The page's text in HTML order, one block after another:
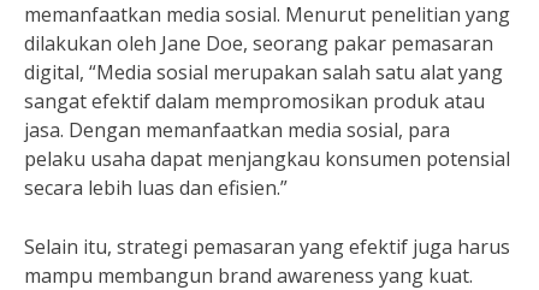
memanfaatkan media sosial. Menurut penelitian yang
dilakukan oleh Jane Doe, seorang pakar pemasaran
digital, “Media sosial merupakan salah satu alat yang
sangat efektif dalam mempromosikan produk atau
jasa. Dengan memanfaatkan media sosial, para
pelaku usaha dapat menjangkau konsumen potensial
secara lebih luas dan efisien.”
Selain itu, strategi pemasaran yang efektif juga harus
mampu membangun brand awareness yang kuat.